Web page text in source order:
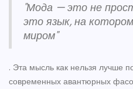
"Мода — это не
это язык, на
миром"
. Эта мысль как нельзя лучше
современных авантюрных